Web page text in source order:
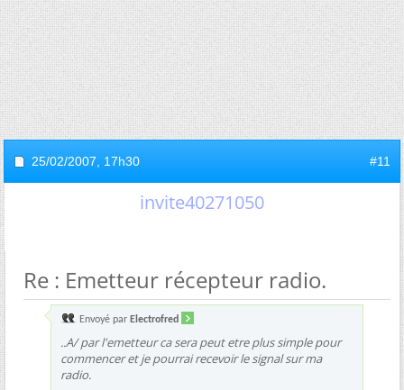
25/02/2007, 17h30 #11
invite40271050
Re : Emetteur récepteur radio.
Envoyé par Electrofred
..A/ par l'emetteur ca sera peut etre plus simple pour
commencer et je pourrai recevoir le signal sur ma
radio.